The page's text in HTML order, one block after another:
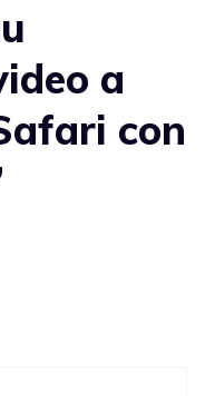
a
con